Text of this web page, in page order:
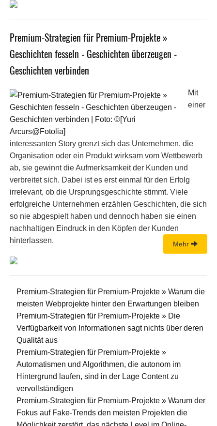
Premium-Strategien für Premium-Projekte »
Geschichten fesseln - Geschichten überzeugen -
Geschichten verbinden
Mit
einer
interessanten Story grenzt sich das Unternehmen, die
Organisation oder ein Produkt wirksam vom Wettbewerb
ab, sie gewinnt die Aufmerksamkeit der Kunden und
verbreitet sich. Dabei ist es erst einmal für den Erfolg
irrelevant, ob die Ursprungsgeschichte stimmt. Viele
erfolgreiche Unternehmen erzählen Geschichten, die sich
so nie abgespielt haben und dennoch haben sie einen
nachhaltigen Eindruck in den Köpfen der Kunden
hinterlassen.
Mehr
Premium-Strategien für Premium-Projekte » Warum die
meisten Webprojekte hinter den Erwartungen bleiben
Premium-Strategien für Premium-Projekte » Die
Verfügbarkeit von Informationen sagt nichts über deren
Qualität aus
Premium-Strategien für Premium-Projekte »
Automatismen und Algorithmen, die autonom im
Hintergrund laufen, sind in der Lage Content zu
vervollständigen
Premium-Strategien für Premium-Projekte » Warum der
Fokus auf Fake-Trends den meisten Projekten die